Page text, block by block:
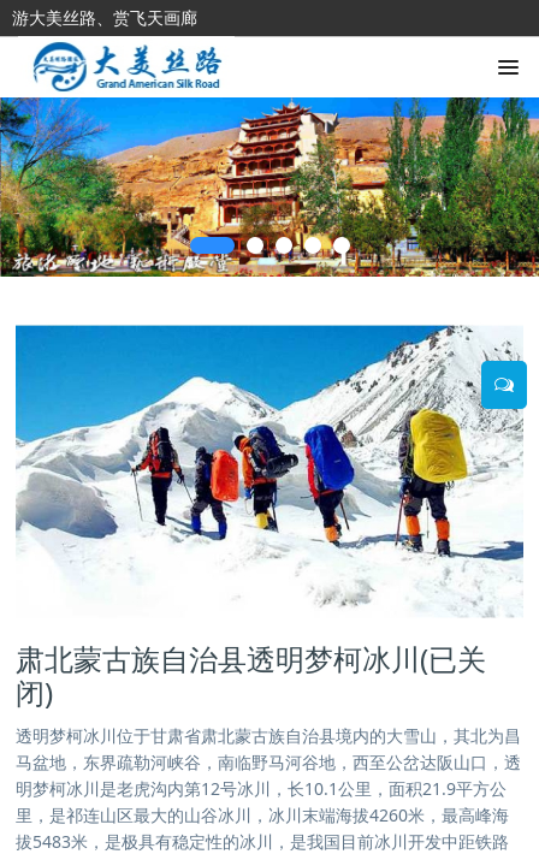
游大美丝路、赏飞天画廊
肃北蒙古族自治县透明梦柯冰川(已关
闭)
透明梦柯冰川位于甘肃省肃北蒙古族自治县境内的大雪山，其北为昌
马盆地，东界疏勒河峡谷，南临野马河谷地，西至公岔达阪山口，透
明梦柯冰川是老虎沟内第12号冰川，长10.1公里，面积21.9平方公
里，是祁连山区最大的山谷冰川，冰川末端海拔4260米，最高峰海
拔5483米，是极具有稳定性的冰川，是我国目前冰川开发中距铁路